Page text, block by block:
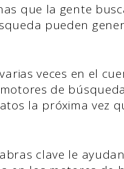
que la gente
pueden
veces en el
de
la próxima vez
clave le